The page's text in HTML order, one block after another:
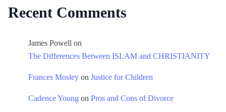
Recent Comments
James Powell on
The Differences Between ISLAM and CHRISTIANITY
Frances Mosley on Justice for Children
Cadence Young on Pros and Cons of Divorce